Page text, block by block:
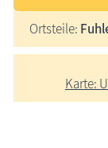
Ortsteile:
Karte: